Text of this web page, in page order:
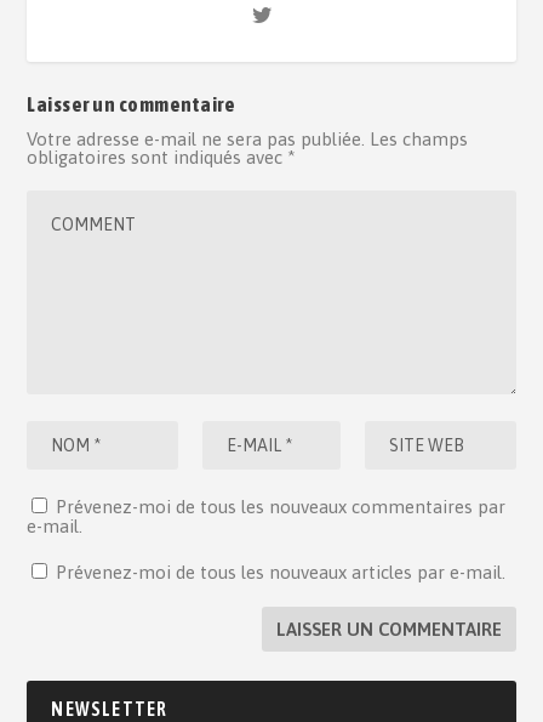
Laisser un commentaire
Votre adresse e-mail ne sera pas publiée. Les champs
obligatoires sont indiqués avec *
Prévenez-moi de tous les nouveaux commentaires par
e-mail.
Prévenez-moi de tous les nouveaux articles par e-mail.
NEWSLETTER